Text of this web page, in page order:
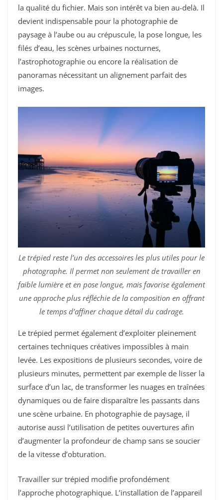
la qualité du fichier. Mais son intérêt va bien au-delà. Il
devient indispensable pour la photographie de
paysage à l’aube ou au crépuscule, la pose longue, les
filés d’eau, les scènes urbaines nocturnes,
l’astrophotographie ou encore la réalisation de
panoramas nécessitant un alignement parfait des
images.
Le trépied reste l’un des accessoires les plus utiles pour le
photographe. Il permet non seulement de travailler en
faible lumière et en pose longue, mais favorise également
une approche plus réfléchie de la composition en offrant
le temps d’affiner chaque détail du cadrage.
Le trépied permet également d’exploiter pleinement
certaines techniques créatives impossibles à main
levée. Les expositions de plusieurs secondes, voire de
plusieurs minutes, permettent par exemple de lisser la
surface d’un lac, de transformer les nuages en traînées
dynamiques ou de faire disparaître les passants dans
une scène urbaine. En photographie de paysage, il
autorise aussi l’utilisation de petites ouvertures afin
d’augmenter la profondeur de champ sans se soucier
de la vitesse d’obturation.
Travailler sur trépied modifie profondément
l’approche photographique. L’installation de l’appareil